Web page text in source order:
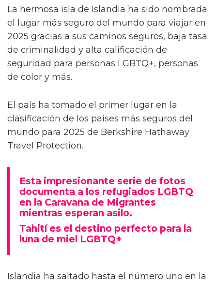
La hermosa isla de Islandia ha sido nombrada
el lugar más seguro del mundo para viajar en
2025 gracias a sus caminos seguros, baja tasa
de criminalidad y alta calificación de
seguridad para personas LGBTQ+, personas
de color y más.
El país ha tomado el primer lugar en la
clasificación de los países más seguros del
mundo para 2025 de Berkshire Hathaway
Travel Protection.
Esta impresionante serie de fotos
documenta a los refugiados LGBTQ
en la Caravana de Migrantes
mientras esperan asilo.
Tahití es el destino perfecto para la
luna de miel LGBTQ+
Islandia ha saltado hasta el número uno en la